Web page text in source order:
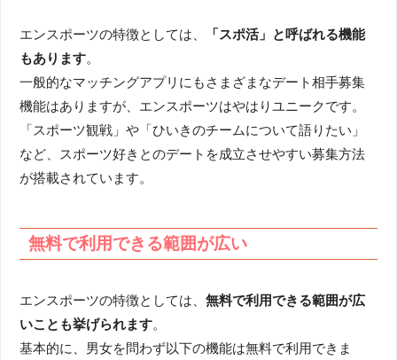
エンスポーツの特徴としては、
「スポ活」と呼ばれる機能
もあります。
一般的なマッチングアプリにもさまざまなデート相手募集
機能はありますが、エンスポーツはやはりユニークです。
「スポーツ観戦」や「ひいきのチームについて語りたい」
など、スポーツ好きとのデートを成立させやすい募集方法
が搭載されています。
無料で利用できる範囲が広い
エンスポーツの特徴としては、無料で利用できる範囲が広
いことも挙げられます。
基本的に、男女を問わず以下の機能は無料で利用できま